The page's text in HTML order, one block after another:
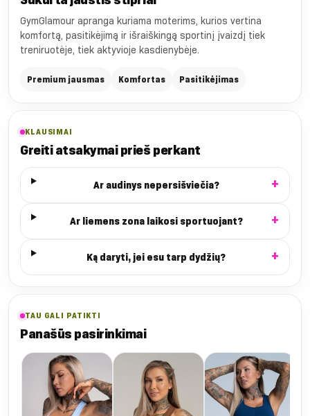
GymGlamour apranga kuriama moterims, kurios vertina
komfortą, pasitikėjimą ir išraiškingą sportinį įvaizdį tiek
treniruotėje, tiek aktyvioje kasdienybėje.
Premium jausmas Komfortas Pasitikėjimas
KLAUSIMAI
Greiti atsakymai prieš perkant
Ar audinys nepersišviečia?
Ar liemens zona laikosi sportuojant?
Ką daryti, jei esu tarp dydžių?
TAU GALI PATIKTI
Panašūs pasirinkimai